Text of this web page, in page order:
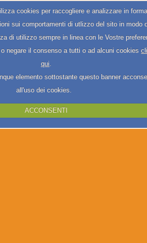
cookies per raccogliere e analizzare in
sui comportamenti di utlizzo del sito in modo
di utilizzo sempre in linea con le Vostre
negare il consenso a tutti o ad alcuni cookies
qui.
elemento sottostante questo banner
all'uso dei cookies.
ACCONSENTI